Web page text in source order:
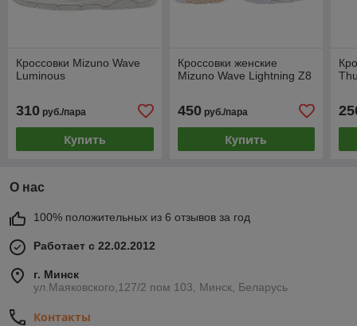
Кроссовки Mizuno Wave
Luminous
310 руб./пара
Купить
Кроссовки женские
Mizuno Wave Lightning Z8
450руб./пара
Купить
О нас
100% положительных из 6 отзывов за год
Работает с 22.02.2012
г. Минск
ул.Маяковского,127/2 пом 103, Минск, Беларусь
Контакты